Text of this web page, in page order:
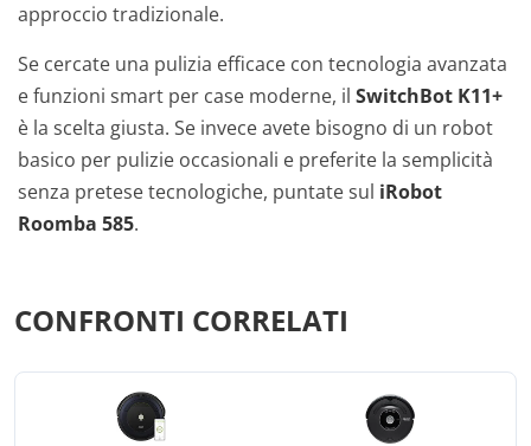
approccio tradizionale.
Se cercate una pulizia efficace con tecnologia avanzata
e funzioni smart per case moderne, il SwitchBot K11+
è la scelta giusta. Se invece avete bisogno di un robot
basico per pulizie occasionali e preferite la semplicità
senza pretese tecnologiche, puntate sul iRobot
Roomba 585.
CONFRONTI CORRELATI